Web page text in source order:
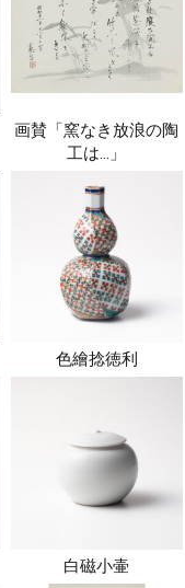
画賛「窯なき放浪の陶
工は…」
色繪捻徳利
白磁小壷